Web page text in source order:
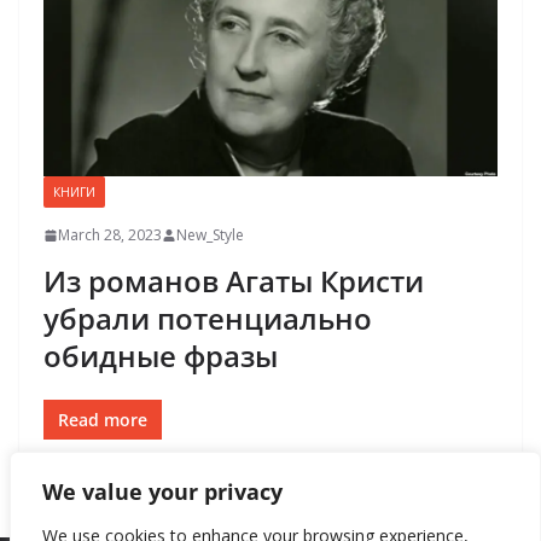
We value your privacy
We use cookies to enhance your browsing experience,
КНИГИ
March 28, 2023 New_Style
Из романов Агаты Кристи
убрали потенциально
обидные фразы
Read more